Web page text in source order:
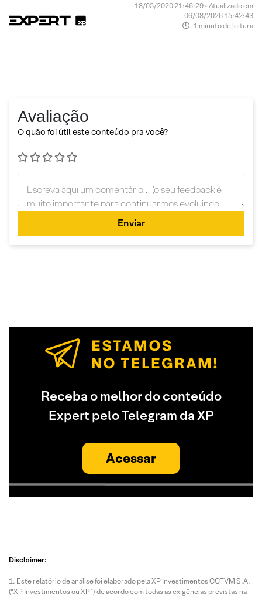
18/05/2020 21:46:29 • Atualizado em
06/08/2026 15:42:43
1 minuto de leitura
Avaliação
O quão foi útil este conteúdo pra você?
Enviar
Receba o melhor do conteúdo
Expert pelo Telegram da XP
Acessar
Disclaimer:
Este relatório de análise foi elaborado pela XP Investimentos CCTVM S.A.
(“XP Investimentos ou XP”) de acordo com todas as exigências previstas na